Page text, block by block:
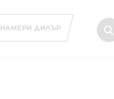
НАМЕРИ ДИЛЪР